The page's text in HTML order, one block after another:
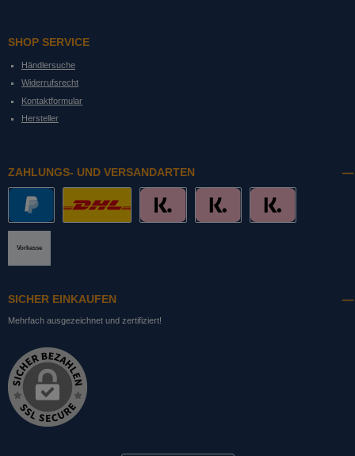
SHOP SERVICE
Händlersuche
Widerrufsrecht
Kontaktformular
Hersteller
ZAHLUNGS- UND VERSANDARTEN
Vorkasse
SICHER EINKAUFEN
Mehrfach ausgezeichnet und zertifiziert!